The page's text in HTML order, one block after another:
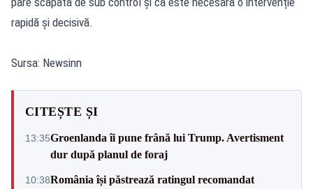
rapidă și decisivă.
Sursa: Newsinn
CITEȘTE ȘI
13:35Groenlanda îi pune frână lui Trump. Avertisment
dur după planul de foraj
10:38România își păstrează ratingul recomandat